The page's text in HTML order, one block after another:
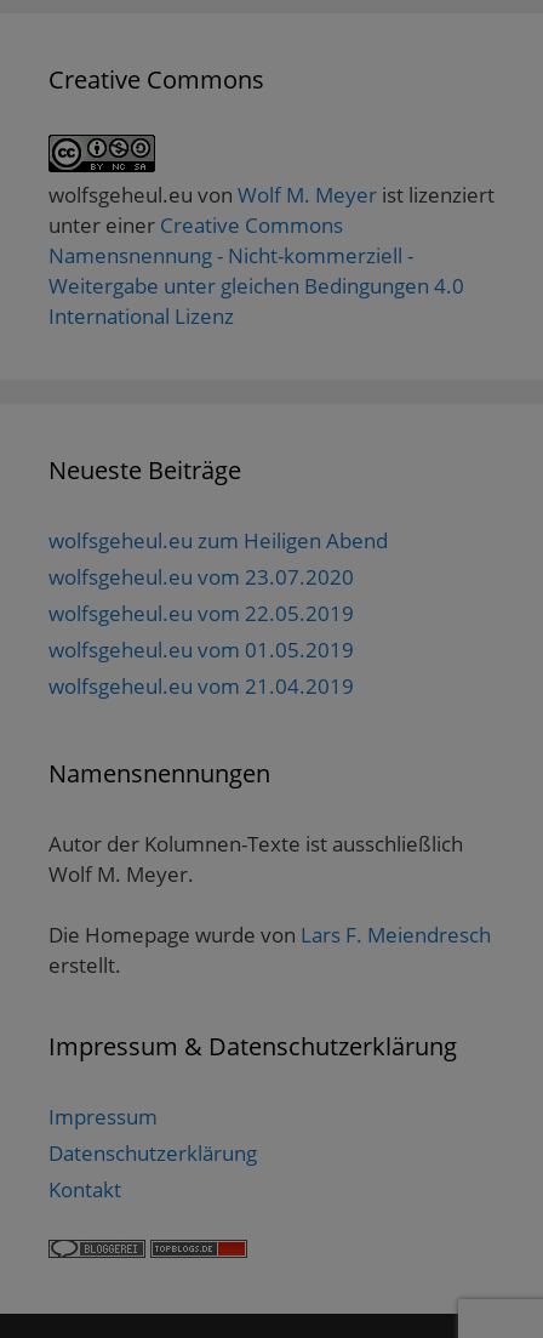
Creative Commons
wolfsgeheul.eu von Wolf M. Meyer ist lizenziert
unter einer Creative Commons
Namensnennung - Nicht-kommerziell -
Weitergabe unter gleichen Bedingungen 4.0
International Lizenz
Neueste Beiträge
wolfsgeheul.eu zum Heiligen Abend
wolfsgeheul.eu vom 23.07.2020
wolfsgeheul.eu vom 22.05.2019
wolfsgeheul.eu vom 01.05.2019
wolfsgeheul.eu vom 21.04.2019
Namensnennungen
Autor der Kolumnen-Texte ist ausschließlich
Wolf M. Meyer.
Die Homepage wurde von Lars F. Meiendresch
erstellt.
Impressum & Datenschutzerklärung
Impressum
Datenschutzerklärung
Kontakt